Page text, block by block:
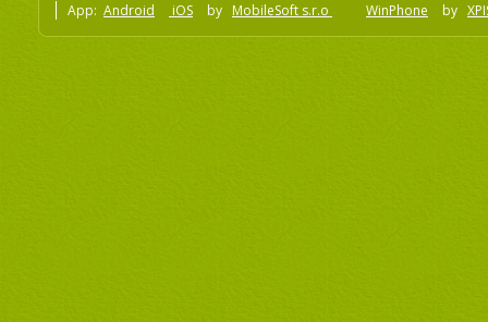
App: Android iOS by MobileSoft s.r.o WinPhone by